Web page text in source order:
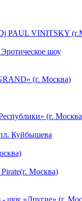
PAUL VINITSKY
шоу
(г. Москва)
(г.
Куйбышева
Москва)
- шоу «Другие» (г.